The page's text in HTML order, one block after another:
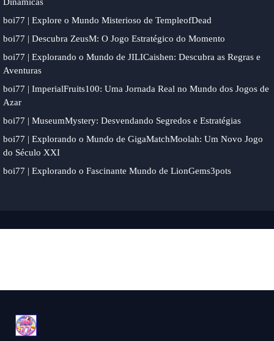
boi77 | Explore o Mundo Misterioso de TempleofDead
boi77 | Descubra ZeusM: O Jogo Estratégico do Momento
boi77 | Explorando o Mundo de JILICaishen: Descubra as Regras e
Aventuras
boi77 | ImperialFruits100: Uma Jornada Real no Mundo dos Jogos de
Azar
boi77 | MuseumMystery: Desvendando Segredos e Estratégias
boi77 | Explorando o Mundo de GigaMatchMoolah: Um Novo Jogo
do Século XXI
boi77 | Explorando o Fascinante Mundo de LionGems3pots